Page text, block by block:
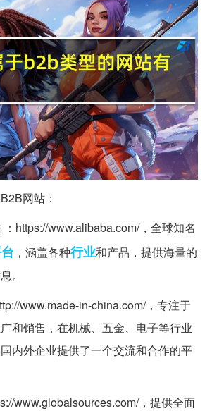
网站：
https://www.alibaba.com/，全球知名
，涵盖各种行业和产品，提供海量的
。
www.made-in-china.com/，专注于
和销售，在机械、五金、电子等行业
内外企业提供了一个交流和合作的平
www.globalsources.com/，提供全面